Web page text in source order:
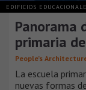
EDIFICIOS
Panorama
primaria
People’s
La escuela
nuevas formas